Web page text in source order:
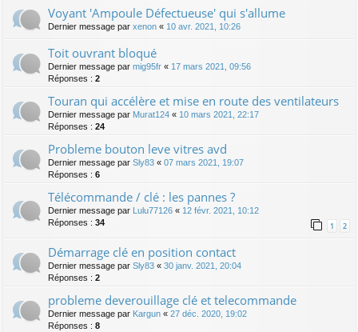
Voyant 'Ampoule Défectueuse' qui s'allume
Dernier message par xenon « 10 avr. 2021, 10:26
Toit ouvrant bloqué
Dernier message par mig95fr « 17 mars 2021, 09:56
Réponses : 2
Touran qui accélère et mise en route des ventilateurs
Dernier message par Murat124 « 10 mars 2021, 22:17
Réponses : 24
Probleme bouton leve vitres avd
Dernier message par Sly83 « 07 mars 2021, 19:07
Réponses : 6
Télécommande / clé : les pannes ?
Dernier message par Lulu77126 « 12 févr. 2021, 10:12
Réponses : 34 1 2
Démarrage clé en position contact
Dernier message par Sly83 « 30 janv. 2021, 20:04
Réponses : 2
probleme deverouillage clé et telecommande
Dernier message par Kargun « 27 déc. 2020, 19:02
Réponses : 8